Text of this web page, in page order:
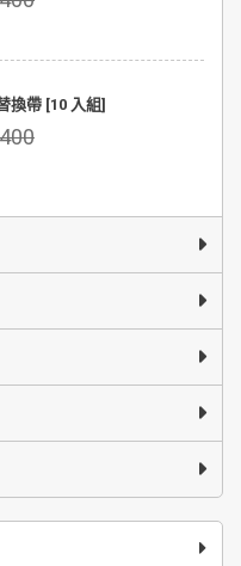
換帶 [10 入組]